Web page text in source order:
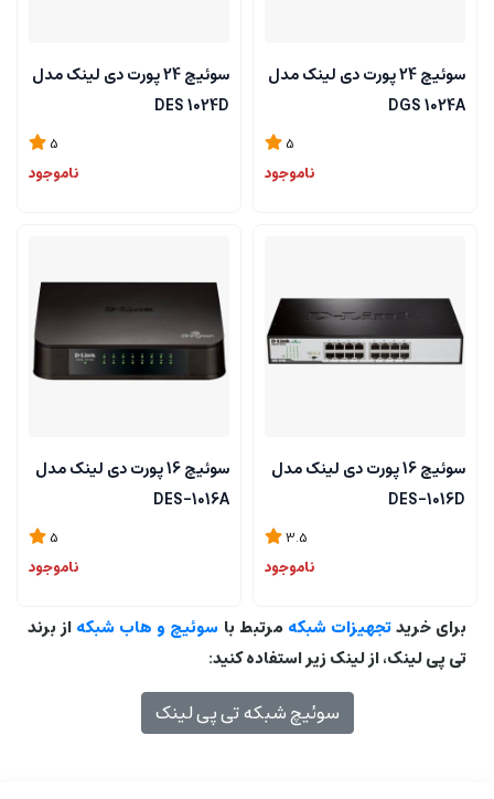
سوئیچ 24 پورت دی لینک مدل
DGS 1024A
5
ناموجود
سوئیچ 24 پورت دی لینک مدل
DES 1024D
5
ناموجود
سوئیچ 16 پورت دی لینک مدل
DES-1016D
3.5
ناموجود
سوئیچ 16 پورت دی لینک مدل
DES-1016A
5
ناموجود
برای خریدتجهیزات شبکهمرتبط باسوئیچ و هاب شبکهاز برند
تی پی لینک، از لینک زیر استفاده کنید:
سوئیچ شبکه تی پی لینک